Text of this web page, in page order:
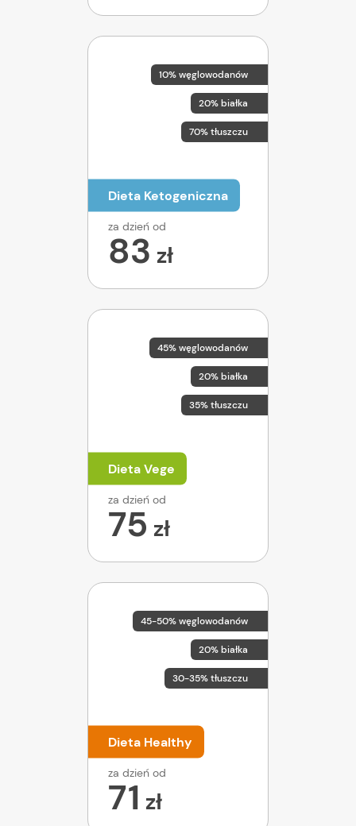
10% węglowodanów
20% białka
70% tłuszczu
Dieta Ketogeniczna
za dzień od
83 zł
45% węglowodanów
20% białka
35% tłuszczu
Dieta Vege
za dzień od
75 zł
45-50% węglowodanów
20% białka
30-35% tłuszczu
Dieta Healthy
za dzień od
71 zł